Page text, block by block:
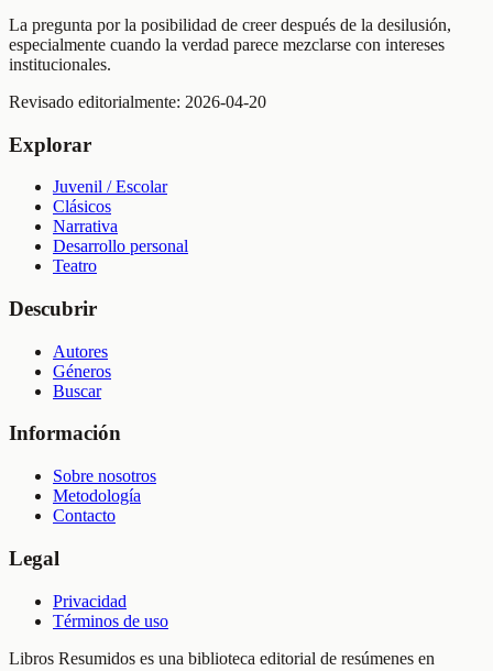
La pregunta por la posibilidad de creer después de la desilusión,
especialmente cuando la verdad parece mezclarse con intereses
institucionales.
Revisado editorialmente: 2026-04-20
Explorar
Juvenil / Escolar
Clásicos
Narrativa
Desarrollo personal
Teatro
Descubrir
Autores
Géneros
Buscar
Información
Sobre nosotros
Metodología
Contacto
Legal
Privacidad
Términos de uso
Libros Resumidos es una biblioteca editorial de resúmenes en